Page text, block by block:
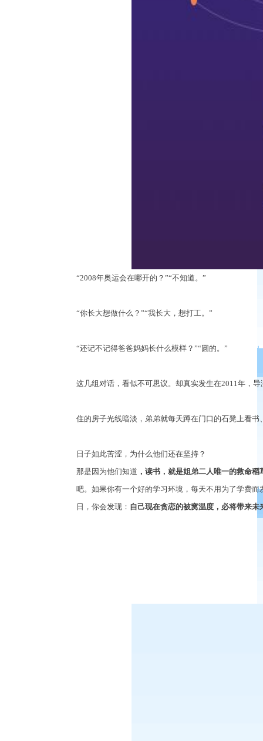
“2008年奥运会在哪开的？”“不知道。”
“你长大想做什么？”“我长大，想打工。”
“还记不记得爸爸妈妈长什么模样？”“圆的。”
这几组对话，看似不可思议。却真实发生在2011年，
住的房子光线暗淡，弟弟就每天蹲在门口的石凳上看书
日子如此苦涩，为什么他们还在坚持？
那是因为他们知道 ，读书，就是姐弟二人唯一的救命稻
吧。如果你有一个好的学习环境，每天不用为了学费
日，你会发现： 自己现在贪恋的被窝温度，必将带来未